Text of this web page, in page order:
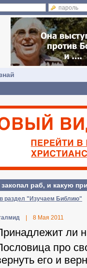
закопал раб, и какую
раздел "Изучаем Библию"
8 Мая 2011
ли
про
его и